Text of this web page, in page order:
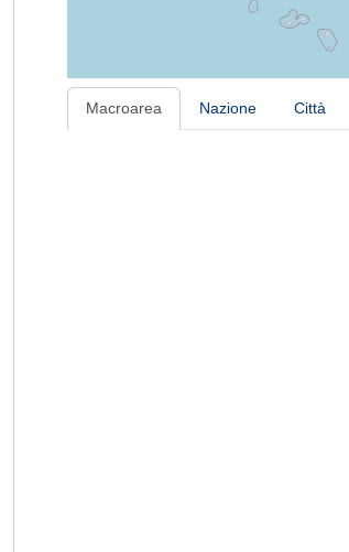
Macroarea Nazione Città